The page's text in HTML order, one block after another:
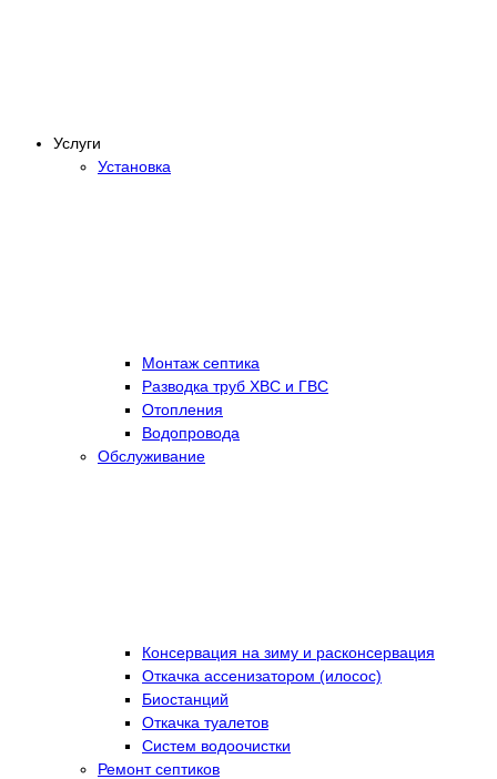
Услуги
Установка
Монтаж септика
Разводка труб ХВС и ГВС
Отопления
Водопровода
Обслуживание
Консервация на зиму и расконсервация
Откачка ассенизатором (илосос)
Биостанций
Откачка туалетов
Систем водоочистки
Ремонт септиков